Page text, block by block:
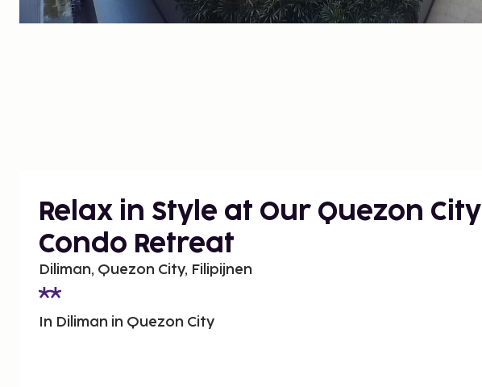
Relax in Style at Our Quezon City
Condo Retreat
Diliman, Quezon City, Filipijnen
In Diliman in Quezon City